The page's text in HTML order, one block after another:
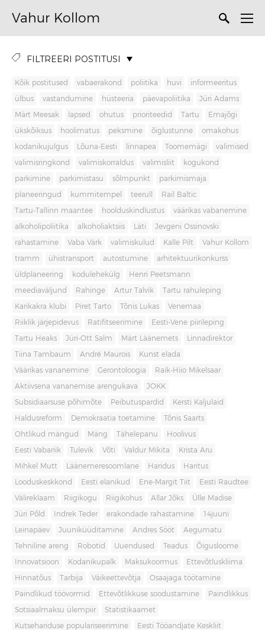
Vahur Kollom
FILTREERI POSTITUSI
Kõik postitused vabaerakond poliitika huvi informeeritus
ülbus vastandumine hüsteeria päevapoliitika Jüri Adams
Märt Meesak lapsed ohutus prioriteedid Tartu Emajõgi
ükskõiksus hoolimatus peksmine õiglustunne omakohus
kodanikujulgus Lõuna-Eesti linnapea Toomemägi valimised
valimisringkond valimiskorraldus valimisliit kogukond
parkimine parkimistasu sõlmpunkt parkimismaja
planeeringud kummitempel teerull Rail Baltic
Tartu-Tallinn maantee hoolduskindlustus väärikas vabanemine
alkoholipoliitika alkoholiaktsiis Läti Jevgeni Ossinovski
rahastamine Vaba Värk valimiskulud Kalle Pilt Vahur Kollom
tramm ühistransport autostumine arhitektuurikonkurss
üldplaneering kodulehekülg Henri Peetsmann
meediaväljund Rahinge Artur Talvik Tartu rahuleping
Karikakra klubi Piret Tarto Tõnis Lukas Venemaa
Riiklik järjepidevus Ratifitseerimine Eesti-Vene piirileping
Tartu Heaks Jüri-Ott Salm Märt Läänemets Linnadirektor
Tiina Tambaum André Maurois Kunst elada
Väärikas vananemine Gerontoloogia Raik-Hiio Mikelsaar
Aktiivsena vananemise arengukava JOKK
Subsidiaarsuse põhimõte Peibutuspardid Kersti Kaljulaid
Haldusreform Demokraatia toetamine Tõnis Saarts
Ohtlikud mängud Mäng Tähelepanu Hoolivus
Eesti Vabariik Tulevik Võti Valdur Mikita Krista Aru
Mihkel Mutt Läänemeresoomlane Haridus Haritus
Looduskeskkond Eesti elanikud Ene-Margit Tiit Eesti Raudtee
Välireklaam Riigikogu Riigikohus Allar Jõks Ülle Madise
Jüri Põld Indrek Teder erakondade rahastamine 14juuni
Leinapäev Juuniküüditamine Andres Sööt Aegumatu
Tehniline areng Robotid Uuendused Teadus Õigusloome
Innovatsioon Kodanikupalk Maksukoormus Ettevõtluskliima
Hinnatõus Tarbija Väikeettevõtja Osaajaga töötamine
Paindlikud töövormid Ettevõtlikkuse soodustamine Paindlikkus
Sotsiaalmaksu ülempiir Statistikaamet
Kutsehariduse populariseerimine Eesti Tööandjate Keskliit